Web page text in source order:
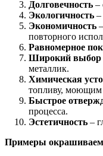
Долговечность –
Экологичность –
Экономичность
повторного
Равномерное
Широкий выбор
металлик.
Химическая
топливу, моющим
Быстрое
процесса.
Эстетичность –
Примеры